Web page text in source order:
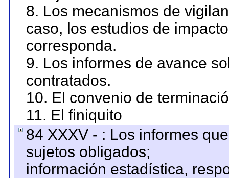
8. Los mecanismos de
caso, los estudios de
corresponda.
9. Los informes de avance
contratados.
10. El convenio de
11. El finiquito
84 XXXV - : Los informes
sujetos obligados;
información estadística,